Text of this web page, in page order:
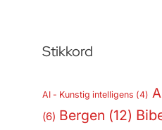
Stikkord
AI - Kunstig intelligens (4)
(6) Bergen (12)